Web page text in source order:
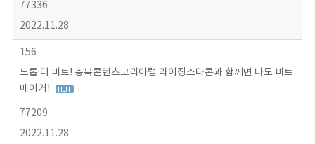
77336
2022.11.28
156
드롭 더 비트! 충북콘텐츠코리아랩 라이징스타콘과 함께면 나도 비트
메이커!
77209
2022.11.28